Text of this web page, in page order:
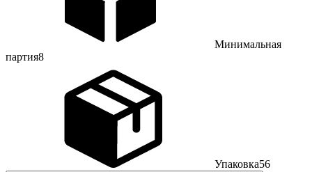
Минимальная
партия8
Упаковка56